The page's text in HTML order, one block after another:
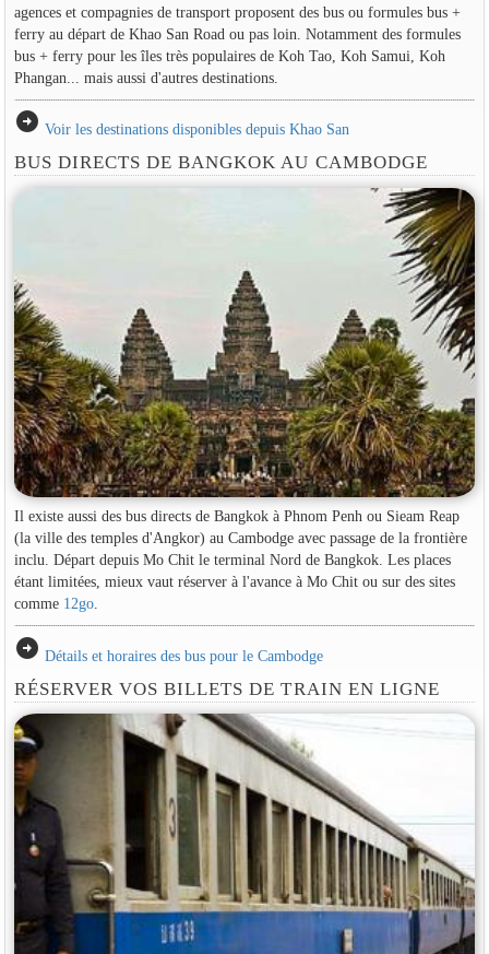
agences et compagnies de transport proposent des bus ou formules bus +
ferry au départ de Khao San Road ou pas loin. Notamment des formules
bus + ferry pour les îles très populaires de Koh Tao, Koh Samui, Koh
Phangan... mais aussi d'autres destinations.
arrow_circle_right Voir les destinations disponibles depuis Khao San
BUS DIRECTS DE BANGKOK AU CAMBODGE
Il existe aussi des bus directs de Bangkok à Phnom Penh ou Sieam Reap
(la ville des temples d'Angkor) au Cambodge avec passage de la frontière
inclu. Départ depuis Mo Chit le terminal Nord de Bangkok. Les places
étant limitées, mieux vaut réserver à l'avance à Mo Chit ou sur des sites
comme 12go.
arrow_circle_right Détails et horaires des bus pour le Cambodge
RÉSERVER VOS BILLETS DE TRAIN EN LIGNE